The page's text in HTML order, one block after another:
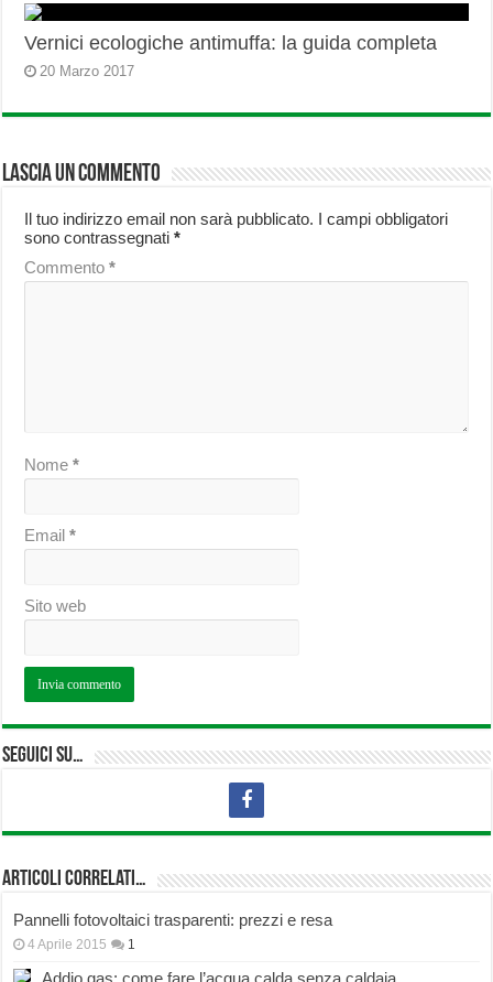
Vernici ecologiche antimuffa: la guida completa
20 Marzo 2017
Lascia un commento
Il tuo indirizzo email non sarà pubblicato. I campi obbligatori
sono contrassegnati*
Commento*
Nome*
Email*
Sito web
Seguici su…
Articoli correlati…
Pannelli fotovoltaici trasparenti: prezzi e resa
4 Aprile 2015 1